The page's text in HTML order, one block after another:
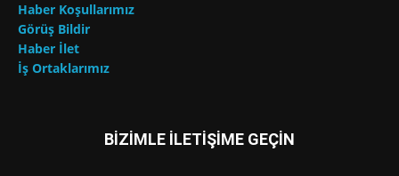
Haber Koşullarımız
Görüş Bildir
Haber İlet
İş Ortaklarımız
BİZİMLE İLETİŞİME GEÇİN